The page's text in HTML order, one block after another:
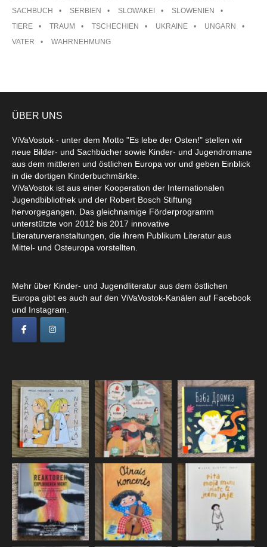
SACHBUCH
SERBIEN SLOWAKEI
SLOWENIEN
TIERE
TRAUM TSCHECHIEN UKRAINE
UNGARN
VATER
WAHRNEHMUNG
ÜBER UNS
ViVaVostok - unter dem Motto "Es lebe der Osten!" stellen wir
neue Bilder- und Sachbücher sowie Kinder- und Jugendromane
aus dem mittleren und östlichen Europa vor und geben Einblick
in die dortigen Kinderbuchmärkte.
ViVaVostok ist aus einer Kooperation der Internationalen
Jugendbibliothek und der Robert Bosch Stiftung
hervorgegangen. Das gleichnamige Förderprogramm
unterstützte von 2012 bis 2017 innovative
Literaturveranstaltungen, die ihrem Publikum Literatur aus
Mittel- und Osteuropa vorstellten.
Mehr über Kinder- und Jugendliteratur aus dem östlichen
Europa gibt es auch auf den ViVaVostok-Kanälen auf Facebook
und Instagram.